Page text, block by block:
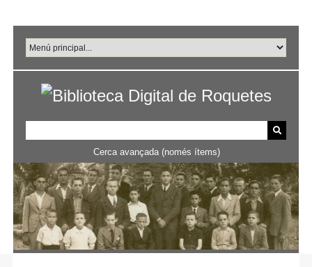
principal
Cerca avançada (només ítems)